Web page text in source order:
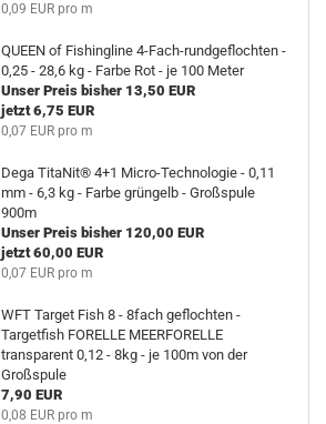
0,09 EUR pro m
QUEEN of Fishingline 4-Fach-rundgeflochten -
0,25 - 28,6 kg - Farbe Rot - je 100 Meter
Unser Preis bisher 13,50 EUR
jetzt 6,75 EUR
0,07 EUR pro m
Dega TitaNit® 4+1 Micro-Technologie - 0,11
mm - 6,3 kg - Farbe grüngelb - Großspule
900m
Unser Preis bisher 120,00 EUR
jetzt 60,00 EUR
0,07 EUR pro m
WFT Target Fish 8 - 8fach geflochten -
Targetfish FORELLE MEERFORELLE
transparent 0,12 - 8kg - je 100m von der
Großspule
7,90 EUR
0,08 EUR pro m